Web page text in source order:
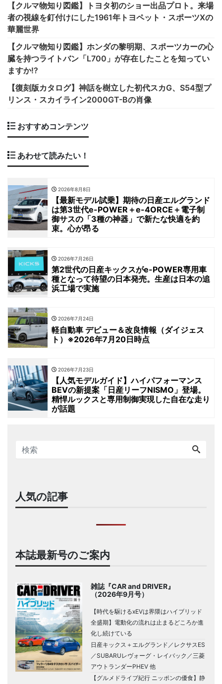
【クルマ物知り図鑑】トヨタ初のショー出品プロト。来場
者の視線を釘付けにした1961年トヨペット・スポーツXの
華麗世界
【クルマ物知り図鑑】ホンダの黎明期、スポーツカーの心
臓を持つライトバン「L700」が存在したことを知ってい
ますか!?
【復刻版カタログ】神話を樹立した初代スカG、S54型プ
リンス・スカイライン2000GT-Bの肖像
おすすめコンテンツ
あわせて読みたい！
2026年8月8日
【最新モデル試乗】期待の日産エルグランド
は第3世代e-POWER＋e-4ORCE＋電子制
御サスの「3種の神器」で新たな快適を約
束。心が昂る
2026年7月26日
第2世代の日産キックスがe-POWER専用車
種となって待望の日本発売。生産は日本の追
浜工場で実施
2026年7月24日
軽自動車 デビュー＆改良情報（ダイジェス
ト）※2026年7月20日時点
2026年7月23日
【人気モデルガイド】ハイパフォーマンス
BEVの新提案「日産リーフNISMO」登場。
精悍ルックスと専用制御実現した自在な走り
が話題
人気の記事
本誌最新号のご案内
雑誌『CAR and DRIVER』
（2026年9月号）
【時代を駆けるxEVは界隈はハイブリッド
全盛期】電動化の流れは止まるどころか進
化し続けている
日産キックス＋エルグランド／レクサスES
／SUBARUレヴォーグ・レイバック／三菱
アウトランダーPHEV 他
【グルメドライブ紀行 ニッポンの優食】静